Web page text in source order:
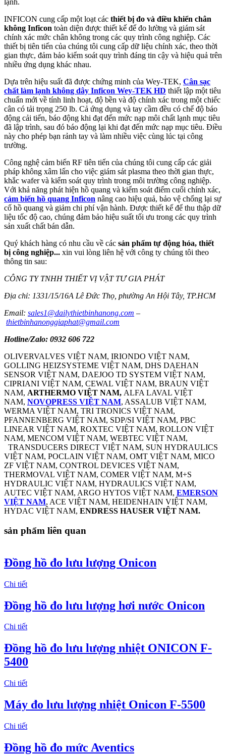
lạnh.
INFICON cung cấp một loạt các thiết bị đo và điều khiển chân
không Inficon toàn diện được thiết kế để đo lường và giám sát
chính xác mức chân không trong các quy trình công nghiệp. Các
thiết bị tiên tiến của chúng tôi cung cấp dữ liệu chính xác, theo thời
gian thực, đảm bảo kiểm soát quy trình đáng tin cậy và hiệu quả trên
nhiều ứng dụng khác nhau.
Dựa trên hiệu suất đã được chứng minh của Wey-TEK, Cân sạc
chất làm lạnh không dây Inficon Wey-TEK HD thiết lập một tiêu
chuẩn mới về tính linh hoạt, độ bền và độ chính xác trong một chiếc
cân có tải trọng 250 lb. Cả ứng dụng và tay cầm đều có chế độ báo
động cải tiến, báo động khi đạt đến mức nạp môi chất lạnh mục tiêu
đã lập trình, sau đó báo động lại khi đạt đến mức nạp mục tiêu. Điều
này cho phép bạn rảnh tay và làm nhiều việc cùng lúc tại công
trường.
Công nghệ cảm biến RF tiên tiến của chúng tôi cung cấp các giải
pháp không xâm lấn cho việc giám sát plasma theo thời gian thực,
khắc wafer và kiểm soát quy trình trong môi trường công nghiệp.
Với khả năng phát hiện hồ quang và kiểm soát điểm cuối chính xác,
cảm biến hồ quang Inficon nâng cao hiệu quả, bảo vệ chống lại sự
cố hồ quang và giảm chi phí vận hành. Được thiết kế để thu thập dữ
liệu tốc độ cao, chúng đảm bảo hiệu suất tối ưu trong các quy trình
sản xuất chất bán dẫn.
Quý khách hàng có nhu cầu về các sản phẩm tự động hóa, thiết
bị công nghiệp... xin vui lòng liên hệ với công ty chúng tôi theo
thông tin sau:
CÔNG TY TNHH THIẾT VỊ VẬT TƯ GIA PHÁT
Địa chỉ: 1331/15/16A Lê Đức Thọ, phường An Hội Tây, TP.HCM
Email: sales1@dailythietbinhanong.com –
thietbinhanonggiaphat@gmail.com
Hotline/Zalo: 0932 606 722
OLIVERVALVES VIỆT NAM, IRIONDO VIỆT NAM,
GOLLING HEIZSYSTEME VIỆT NAM, DHS DAEHAN
SENSOR VIỆT NAM, DAEJOO TD SYSTEM VIỆT NAM,
CIPRIANI VIỆT NAM, CEWAL VIỆT NAM, BRAUN VIỆT
NAM, ARTHERMO VIỆT NAM, ALFA LAVAL VIỆT
NAM, NOVOPRESS VIỆT NAM, ASSALUB VIỆT NAM,
WERMA VIỆT NAM, TRI TRONICS VIỆT NAM,
PFANNENBERG VIỆT NAM, SDP/SI VIỆT NAM, PBC
LINEAR VIỆT NAM, ROXTEC VIỆT NAM, ROLLON VIỆT
NAM, MENCOM VIỆT NAM, WEBTEC VIỆT NAM,
TRANSDUCERS DIRECT VIỆT NAM, SUN HYDRAULICS
VIỆT NAM, POCLAIN VIỆT NAM, OMT VIỆT NAM, MICO
ZF VIỆT NAM, CONTROL DEVICES VIỆT NAM,
THERMOVAL VIỆT NAM, COMER VIỆT NAM, M+S
HYDRAULIC VIỆT NAM, HYDRAULICS VIỆT NAM,
AUTEC VIỆT NAM, ARGO HYTOS VIỆT NAM, EMERSON
VIỆT NAM, ACE VIỆT NAM, HEIDENHAIN VIỆT NAM,
HYDAC VIỆT NAM, ENDRESS HAUSER VIỆT NAM.
sản phẩm liên quan
Đồng hồ đo lưu lượng Onicon
Chi tiết
Đồng hồ đo lưu lượng hơi nước Onicon
Chi tiết
Đồng hồ đo lưu lượng nhiệt ONICON F-
5400
Chi tiết
Máy đo lưu lượng nhiệt Onicon F-5500
Chi tiết
Đồng hồ đo mức Aventics